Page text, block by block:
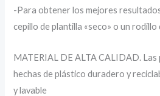
-Para obtener los mejores
cepillo de plantilla «seco» o un rodillo
MATERIAL DE ALTA CALIDAD.
hechas de plástico duradero y
y lavable